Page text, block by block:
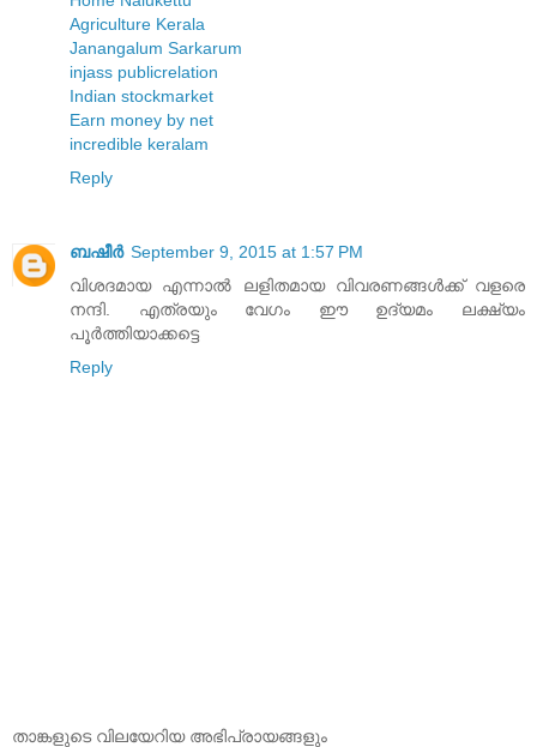
Agriculture Kerala
Janangalum Sarkarum
injass publicrelation
Indian stockmarket
Earn money by net
incredible keralam
Reply
ബഷീർ September 9, 2015 at 1:57 PM
വിശദമായ എന്നാൽ ലളിതമായ വിവരണങ്ങൾക്ക് വളരെ
നന്ദി. എത്രയും വേഗം ഈ ഉദ്യമം ലക്ഷ്യം
പൂർത്തിയാക്കട്ടെ
Reply
താങ്കളുടെ വിലയേറിയ അഭിപ്രായങ്ങളും